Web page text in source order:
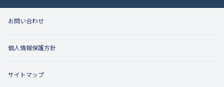
お問い合わせ
個人情報保護方針
サイトマップ